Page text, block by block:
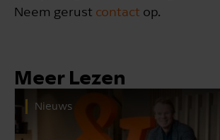
Neem gerust contact op.
Meer Lezen
Nieuws